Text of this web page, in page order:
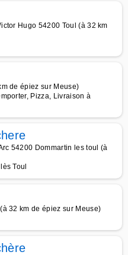
Hugo 54200 Toul (à 32 km
de épiez sur Meuse)
Pizza, Livraison à
54200 Dommartin les toul (à
Toul
32 km de épiez sur Meuse)